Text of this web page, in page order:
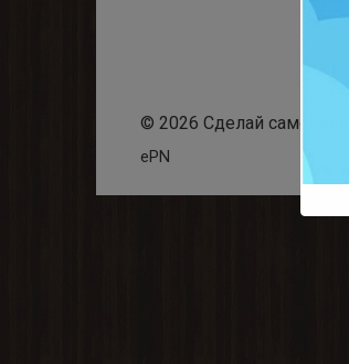
© 2026 Сделай самоделку
ePN